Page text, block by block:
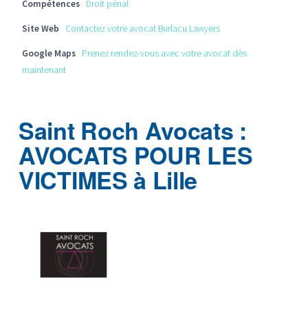
Compétences Droit pénal
Site Web Contactez votre avocat Burlacu Lawyers
Google Maps Prenez rendez-vous avec votre avocat dès
maintenant
Saint Roch Avocats :
AVOCATS POUR LES
VICTIMES à Lille